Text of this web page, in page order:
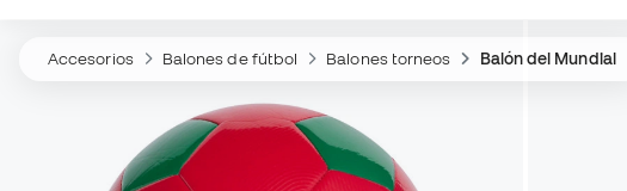
Accesorios Balones de fútbol Balones torneos Balón del Mundial